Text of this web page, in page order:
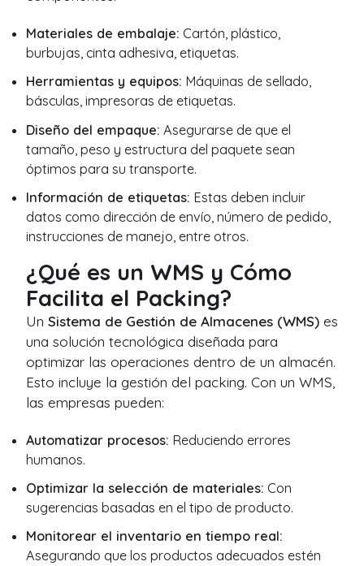
Materiales de embalaje: Cartón, plástico,
burbujas, cinta adhesiva, etiquetas.
Herramientas y equipos: Máquinas de sellado,
básculas, impresoras de etiquetas.
Diseño del empaque: Asegurarse de que el
tamaño, peso y estructura del paquete sean
óptimos para su transporte.
Información de etiquetas: Estas deben incluir
datos como dirección de envío, número de pedido,
instrucciones de manejo, entre otros.
¿Qué es un WMS y Cómo
Facilita el Packing?
Un Sistema de Gestión de Almacenes (WMS) es
una solución tecnológica diseñada para
optimizar las operaciones dentro de un almacén.
Esto incluye la gestión del packing. Con un WMS,
las empresas pueden:
Automatizar procesos: Reduciendo errores
humanos.
Optimizar la selección de materiales: Con
sugerencias basadas en el tipo de producto.
Monitorear el inventario en tiempo real:
Asegurando que los productos adecuados estén